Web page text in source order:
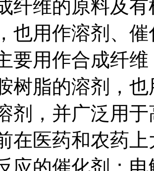
纤维的原料及
也用作溶剂、
要用作合成纤
树脂的溶剂，
剂，并广泛用
在医药和农药